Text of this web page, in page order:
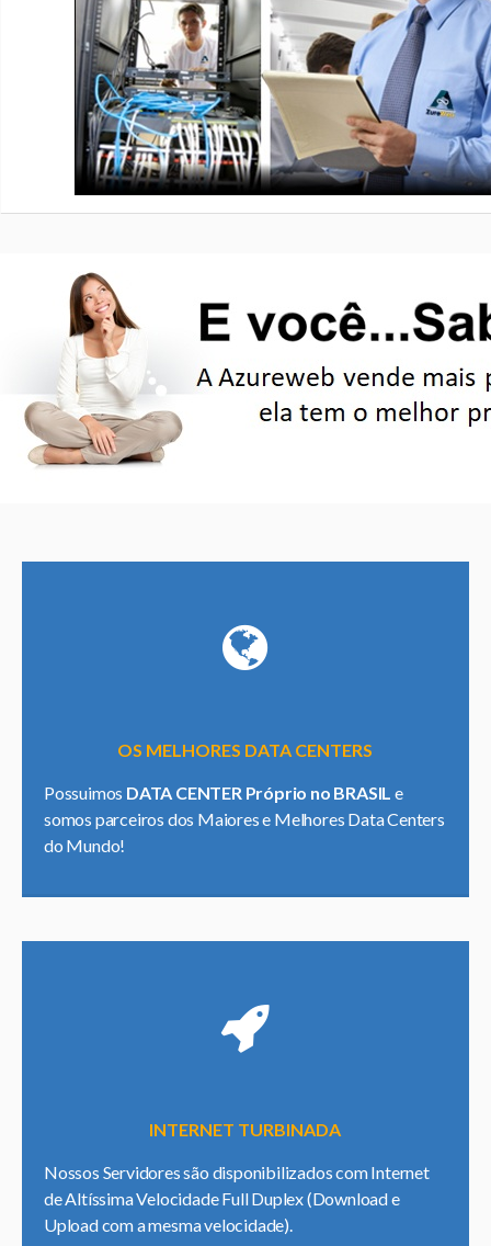
OS MELHORES DATA CENTERS
Possuimos DATA CENTER Próprio no BRASIL e
somos parceiros dos Maiores e Melhores Data Centers
do Mundo!
INTERNET TURBINADA
Nossos Servidores são disponibilizados com Internet
de Altíssima Velocidade Full Duplex (Download e
Upload com a mesma velocidade).